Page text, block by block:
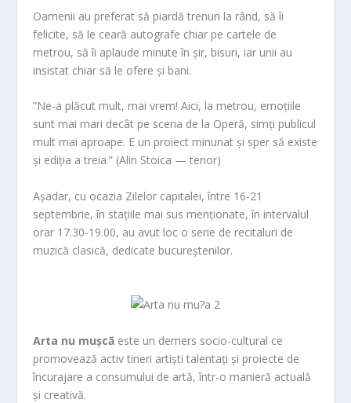
Oamenii au preferat să piardă trenuri la rând, să îi
felicite, să le ceară autografe chiar pe cartele de
metrou, să îi aplaude minute în șir, bisuri, iar unii au
insistat chiar să le ofere și bani.
”Ne-a plăcut mult, mai vrem! Aici, la metrou, emoțiile
sunt mai mari decât pe scena de la Operă, simți publicul
mult mai aproape. E un proiect minunat și sper să existe
și ediția a treia.” (Alin Stoica — tenor)
Așadar, cu ocazia Zilelor capitalei, între 16-21
septembrie, în stațiile mai sus menționate, în intervalul
orar 17.30-19.00, au avut loc o serie de recitaluri de
muzică clasică, dedicate bucureștenilor.
Arta nu mușcă este un demers socio-cultural ce
promovează activ tineri artiști talentați și proiecte de
încurajare a consumului de artă, într-o manieră actuală
și creativă.